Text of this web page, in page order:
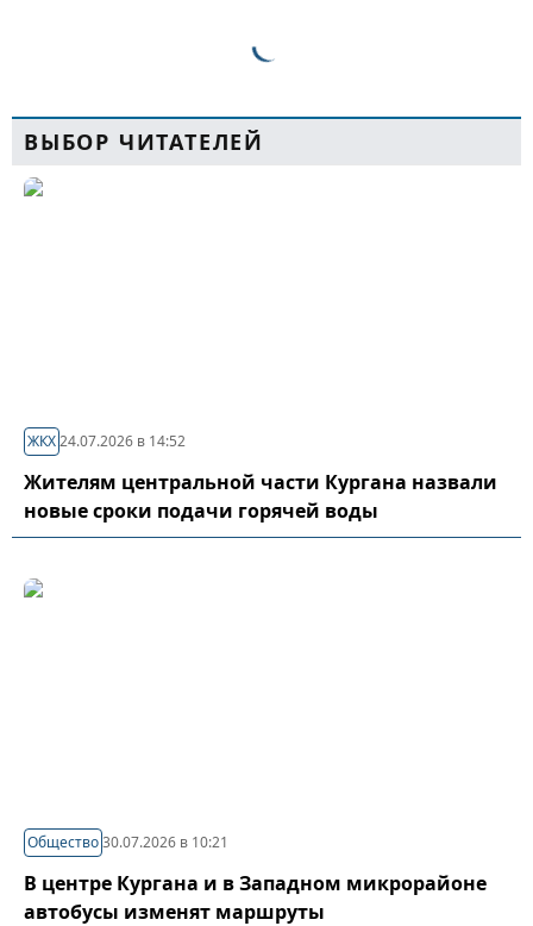
ВЫБОР ЧИТАТЕЛЕЙ
ЖКХ24.07.2026 в 14:52
Жителям центральной части Кургана назвали
новые сроки подачи горячей воды
Общество30.07.2026 в 10:21
В центре Кургана и в Западном микрорайоне
автобусы изменят маршруты